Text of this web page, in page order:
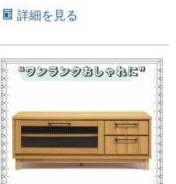
詳細を見る